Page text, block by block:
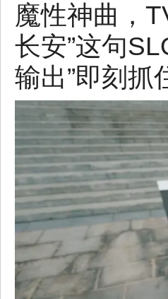
魔性神曲，
长安”这句
输出”即刻抓